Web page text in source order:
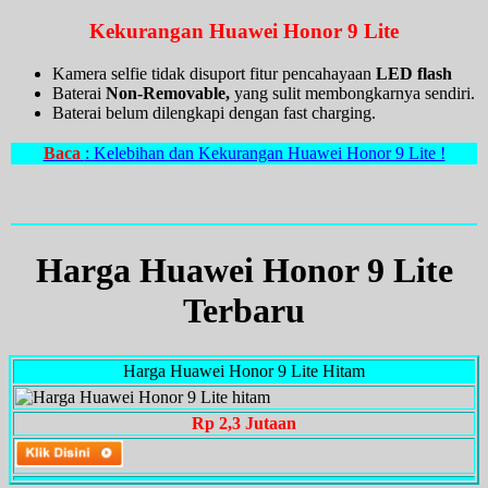
Kekurangan Huawei Honor 9 Lite
Kamera selfie tidak disuport fitur pencahayaan LED flash
Baterai Non-Removable, yang sulit membongkarnya sendiri.
Baterai belum dilengkapi dengan fast charging.
Baca : Kelebihan dan Kekurangan Huawei Honor 9 Lite !
Harga Huawei Honor 9 Lite
Terbaru
Harga Huawei Honor 9 Lite Hitam
Rp 2,3 Jutaan